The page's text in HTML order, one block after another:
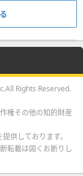
Rights Reserved.
権その他の知的財産
供しております。
転載は固くお断りし